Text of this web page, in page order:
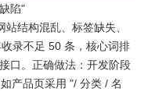
陷"​
结构混乱、标签缺失、
录不足 50 条，核心词排
口。正确做法：开发阶段
产品页采用 "/ 分类 / 名